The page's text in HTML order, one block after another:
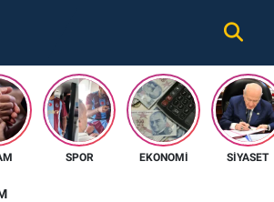
SPOR EKONOMI SIYASET